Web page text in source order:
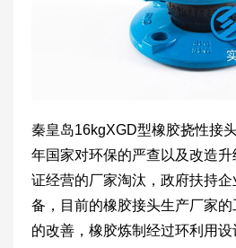
秦皇岛16kgXGD型橡胶挠性接
年国家对环保的严查以及改造
证经营的厂家淘汰，政府扶持
备，目前的橡胶接头生产厂家
的改善，橡胶炼制经过环利用设